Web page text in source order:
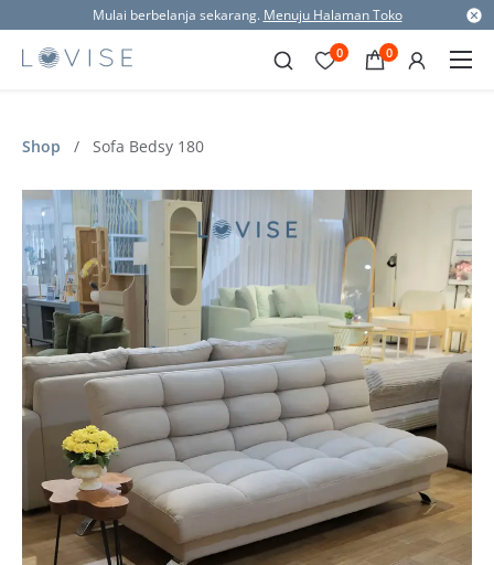
Mulai berbelanja sekarang. Menuju Halaman Toko
0 0
Shop / Sofa Bedsy 180